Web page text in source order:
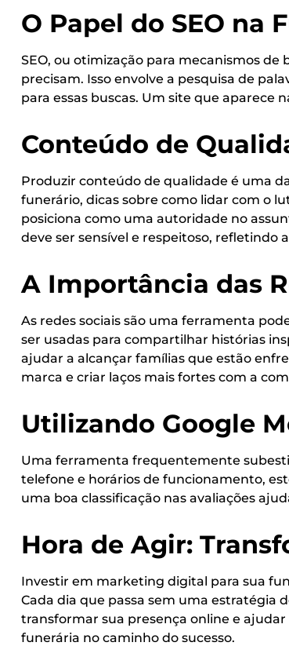
O Papel do SEO na
SEO, ou otimização para mecanismos
precisam. Isso envolve a pesquisa de
para essas buscas. Um site que aparece
Conteúdo de
Produzir conteúdo de qualidade é uma
funerário, dicas sobre como lidar com o
posiciona como uma autoridade no
deve ser sensível e respeitoso, refletindo
A Importância das
As redes sociais são uma ferramenta
ser usadas para compartilhar histórias
ajudar a alcançar famílias que estão
marca e criar laços mais fortes com a
Utilizando Google
Uma ferramenta frequentemente
telefone e horários de funcionamento,
uma boa classificação nas avaliações
Hora de Agir:
Investir em marketing digital para sua
Cada dia que passa sem uma estratégia
transformar sua presença online e
funerária no caminho do sucesso.